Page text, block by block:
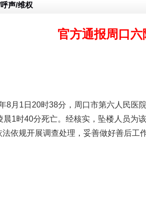
声/维权
官方通报周口六
1日20时38分，周口市第六人民医院
晨1时40分死亡。经核实，坠楼人员为
依规开展调查处理，妥善做好善后工作